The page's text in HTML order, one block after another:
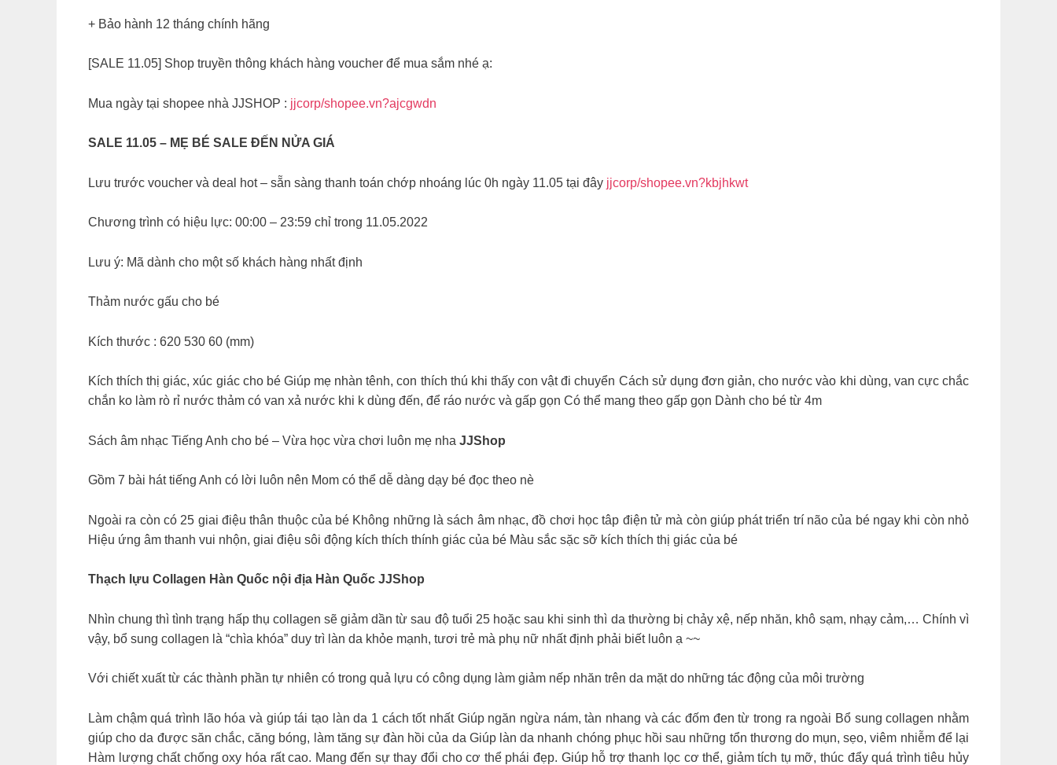
+ Bảo hành 12 tháng chính hãng
[SALE 11.05] Shop truyền thông khách hàng voucher để mua sắm nhé ạ:
Mua ngày tại shopee nhà JJSHOP : jjcorp/shopee.vn?ajcgwdn
SALE 11.05 – MẸ BÉ SALE ĐẾN NỬA GIÁ
Lưu trước voucher và deal hot – sẵn sàng thanh toán chớp nhoáng lúc 0h ngày 11.05 tại đây jjcorp/shopee.vn?kbjhkwt
Chương trình có hiệu lực: 00:00 – 23:59 chỉ trong 11.05.2022
Lưu ý: Mã dành cho một số khách hàng nhất định
Thảm nước gấu cho bé
Kích thước : 620 530 60 (mm)
Kích thích thị giác, xúc giác cho bé Giúp mẹ nhàn tênh, con thích thú khi thấy con vật đi chuyển Cách sử dụng đơn giản, cho nước vào khi dùng, van cực chắc
chắn ko làm rò rỉ nước thảm có van xả nước khi k dùng đến, để ráo nước và gấp gọn Có thể mang theo gấp gọn Dành cho bé từ 4m
Sách âm nhạc Tiếng Anh cho bé – Vừa học vừa chơi luôn mẹ nha JJShop
Gồm 7 bài hát tiếng Anh có lời luôn nên Mom có thể dễ dàng dạy bé đọc theo nè
Ngoài ra còn có 25 giai điệu thân thuộc của bé Không những là sách âm nhạc, đồ chơi học tâp điện tử mà còn giúp phát triển trí não của bé ngay khi còn nhỏ
Hiệu ứng âm thanh vui nhộn, giai điệu sôi động kích thích thính giác của bé Màu sắc sặc sỡ kích thích thị giác của bé
Thạch lựu Collagen Hàn Quốc nội địa Hàn Quốc JJShop
Nhìn chung thì tình trạng hấp thụ collagen sẽ giảm dần từ sau độ tuổi 25 hoặc sau khi sinh thì da thường bị chảy xệ, nếp nhăn, khô sạm, nhạy cảm,… Chính vì
vậy, bổ sung collagen là “chìa khóa” duy trì làn da khỏe mạnh, tươi trẻ mà phụ nữ nhất định phải biết luôn ạ ~~
Với chiết xuất từ các thành phần tự nhiên có trong quả lựu có công dụng làm giảm nếp nhăn trên da mặt do những tác động của môi trường
Làm chậm quá trình lão hóa và giúp tái tạo làn da 1 cách tốt nhất Giúp ngăn ngừa nám, tàn nhang và các đốm đen từ trong ra ngoài Bổ sung collagen nhằm
giúp cho da được săn chắc, căng bóng, làm tăng sự đàn hồi của da Giúp làn da nhanh chóng phục hồi sau những tổn thương do mụn, sẹo, viêm nhiễm để lại
Hàm lượng chất chống oxy hóa rất cao. Mang đến sự thay đổi cho cơ thể phái đẹp. Giúp hỗ trợ thanh lọc cơ thể, giảm tích tụ mỡ, thúc đẩy quá trình tiêu hủy